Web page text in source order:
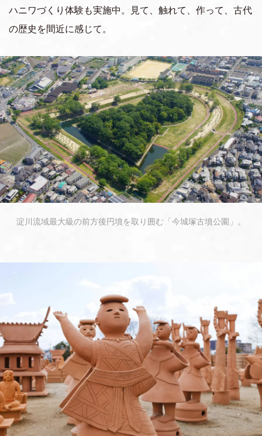
ハニワづくり体験も実施中。見て、触れて、作って、古代
の歴史を間近に感じて。
淀川流域最大級の前方後円墳を取り囲む「今城塚古墳公園」。